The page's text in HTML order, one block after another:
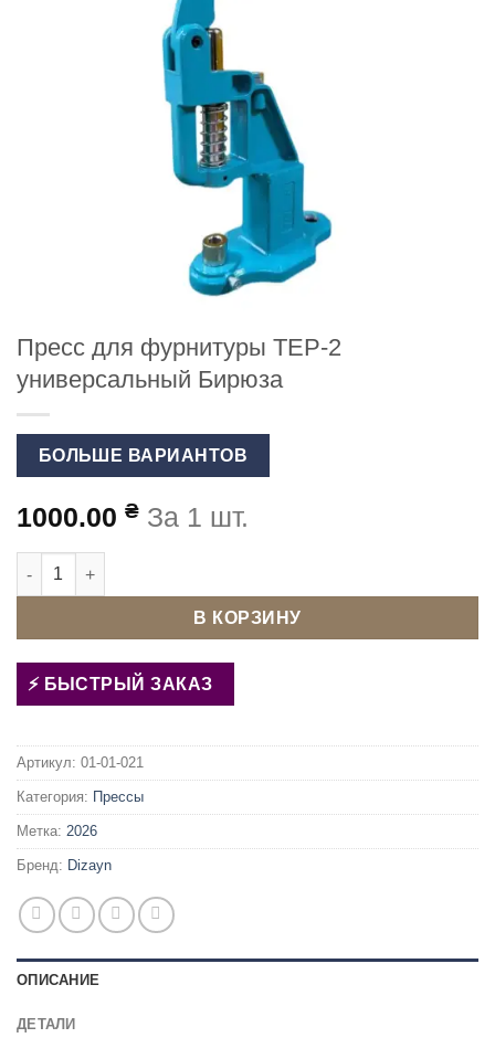
Пресс для фурнитуры ТЕР-2
универсальный Бирюза
БОЛЬШЕ ВАРИАНТОВ
1000.00 ₴ За 1 шт.
Количество товара Пресс для фурнитуры ТЕР-2
В КОРЗИНУ
БЫСТРЫЙ ЗАКАЗ
Артикул: 01-01-021
Категория: Прессы
Метка: 2026
Бренд: Dizayn
ОПИСАНИЕ
ДЕТАЛИ